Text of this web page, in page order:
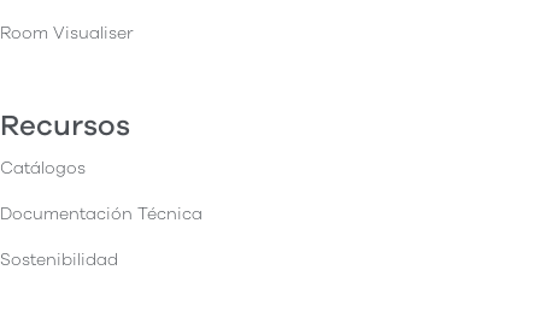
Room Visualiser
Recursos
Catálogos
Documentación Técnica
Sostenibilidad